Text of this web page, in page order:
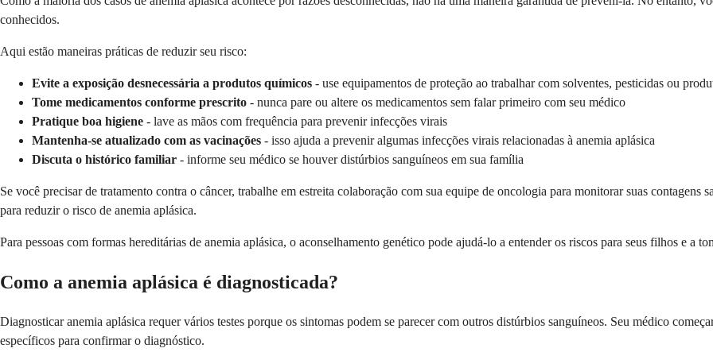
conhecidos.
Aqui estão maneiras práticas de reduzir seu risco:
Evite a exposição desnecessária a produtos químicos - use equipamentos de proteção ao trabalhar com solventes, pesticidas ou
Tome medicamentos conforme prescrito - nunca pare ou altere os medicamentos sem falar primeiro com seu médico
Pratique boa higiene - lave as mãos com frequência para prevenir infecções virais
Mantenha-se atualizado com as vacinações - isso ajuda a prevenir algumas infecções virais relacionadas à anemia aplásica
Discuta o histórico familiar - informe seu médico se houver distúrbios sanguíneos em sua família
Se você precisar de tratamento contra o câncer, trabalhe em estreita colaboração com sua equipe de oncologia para monitorar suas contagens
para reduzir o risco de anemia aplásica.
Para pessoas com formas hereditárias de anemia aplásica, o aconselhamento genético pode ajudá-lo a entender os riscos para seus filhos e a
Como a anemia aplásica é diagnosticada?
Diagnosticar anemia aplásica requer vários testes porque os sintomas podem se parecer com outros distúrbios sanguíneos. Seu médico
específicos para confirmar o diagnóstico.